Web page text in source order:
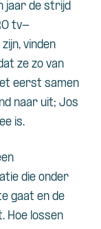
jaar de strijd
tv-
vinden
ze zo van
eerst samen
naar uit; Jos
is.
die onder
gaat en de
Hoe lossen